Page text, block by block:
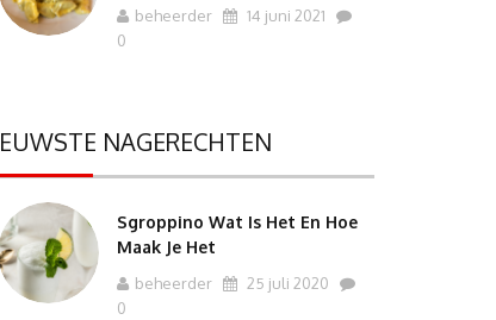
beheerder
14 juni 2021
0
NAGERECHTEN
Sgroppino Wat Is Het En Hoe
Maak Je Het
beheerder
25 juli 2020
0